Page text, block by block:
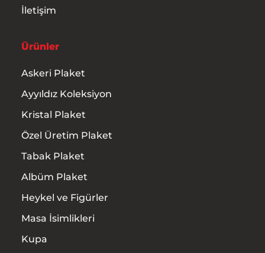
İletişim
Ürünler
Askeri Plaket
Ayyıldız Koleksiyon
Kristal Plaket
Özel Üretim Plaket
Tabak Plaket
Albüm Plaket
Heykel ve Figürler
Masa İsimlikleri
Kupa